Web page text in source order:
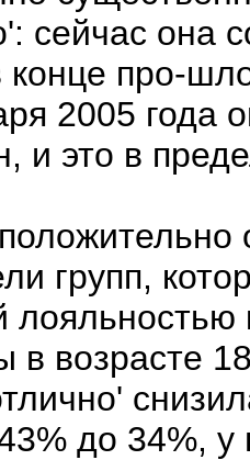
сейчас она
про-
2005 года
и это в
групп,
в возрасте
до 34%,